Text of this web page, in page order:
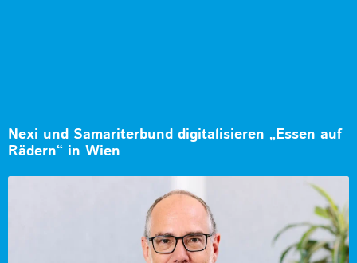
Nexi und Samariterbund digitalisieren „Essen auf
Rädern“ in Wien